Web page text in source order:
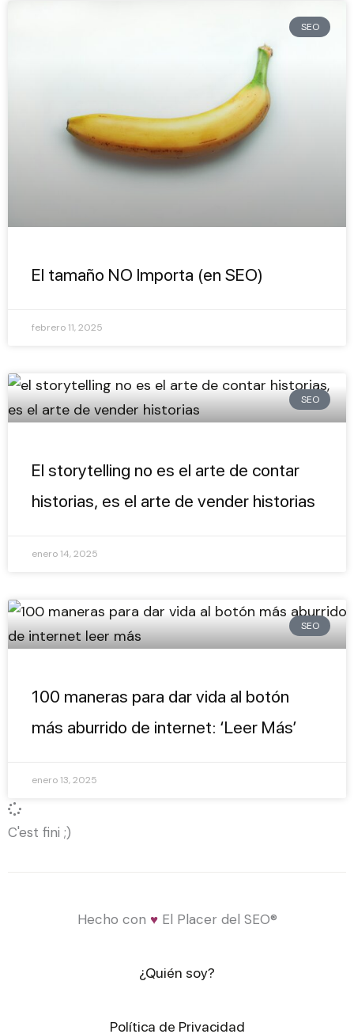
SEO
El tamaño NO Importa (en SEO)
febrero 11, 2025
SEO
El storytelling no es el arte de contar
historias, es el arte de vender historias
enero 14, 2025
SEO
100 maneras para dar vida al botón
más aburrido de internet: ‘Leer Más’
enero 13, 2025
C'est fini ;)
Hecho con ♥El Placer del SEO®
¿Quién soy?
Política de Privacidad